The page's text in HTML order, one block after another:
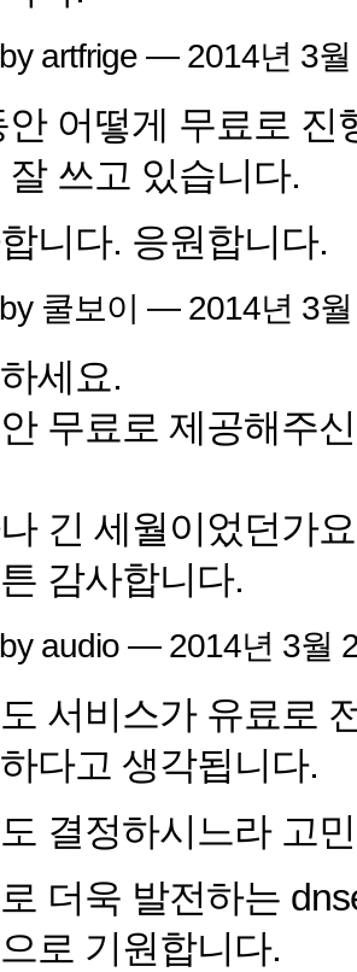
artfrige — 2014년 3
안 어떻게 무료로 진
잘 쓰고 있습니다.
니다. 응원합니다.
쿨보이 — 2014년 3
세요.
무료로 제공해주
긴 세월이었던가
감사합니다.
audio — 2014년 3월
서비스가 유료로
다고 생각됩니다.
결정하시느라 고
더욱 발전하는
로 기원합니다.